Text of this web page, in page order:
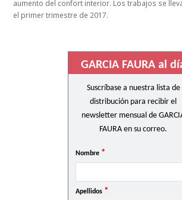
aumento del confort interior. Los trabajos se
el primer trimestre de 2017.
GARCIA FAURA al
Suscríbase a nuestra lista de
distribución para recibir el
newsletter mensual de
FAURA en su correo.
Nombre *
Apellidos *